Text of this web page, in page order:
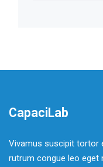
CapaciLab
Vivamus suscipit tortor
rutrum congue leo eget